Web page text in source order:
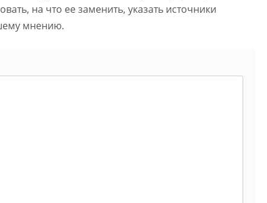
на что ее заменить, указать источники
мнению.